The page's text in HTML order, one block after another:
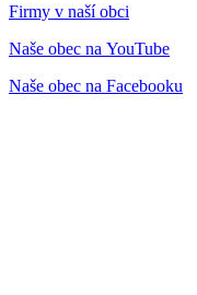
Firmy v naší obci
Naše obec na YouTube
Naše obec na Facebooku